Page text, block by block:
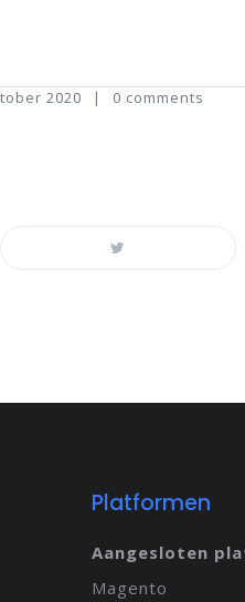
2020 0 comments
Platformen
Aangesloten
Magento